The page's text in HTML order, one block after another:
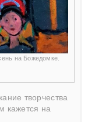
на Божедомке.
творчества
кажется на